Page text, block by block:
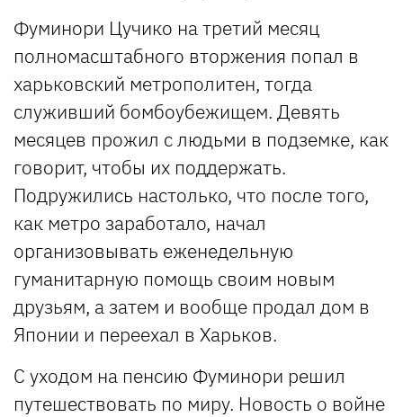
Фуминори Цучико на третий месяц
полномасштабного вторжения попал в
харьковский метрополитен, тогда
служивший бомбоубежищем. Девять
месяцев прожил с людьми в подземке, как
говорит, чтобы их поддержать.
Подружились настолько, что после того,
как метро заработало, начал
организовывать еженедельную
гуманитарную помощь своим новым
друзьям, а затем и вообще продал дом в
Японии и переехал в Харьков.
С уходом на пенсию Фуминори решил
путешествовать по миру. Новость о войне